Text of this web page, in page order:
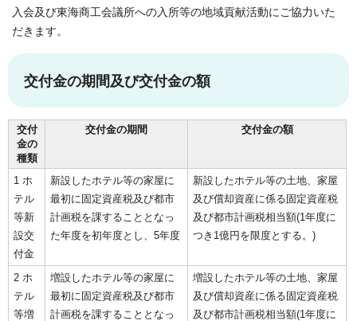
入会及び東海商工会議所への入所等の地域貢献活動にご協力いた
だきます。
交付金の期間及び交付金の額
交付
金の
種類
交付金の期間 交付金の額
1 ホ
テル
等新
設交
付金
新設したホテル等の家屋に
最初に固定資産税及び都市
計画税を課することとなっ
た年度を初年度とし、5年度
新設したホテル等の土地、家屋
及び償却資産に係る固定資産税
及び都市計画税相当額(1年度に
つき1億円を限度とする。)
2 ホ
テル
等増
増設したホテル等の家屋に
最初に固定資産税及び都市
計画税を課することとなっ
増設したホテル等の土地、家屋
及び償却資産に係る固定資産税
及び都市計画税相当額(1年度に